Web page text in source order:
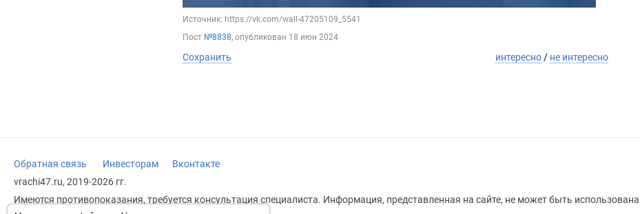
Источник: https://vk.com/wall-47205109_5541
Пост №8838, опубликован 18 июн 2024
Сохранить интересно / не интересно
Обратная связь Инвесторам
Вконтакте
vrachi47.ru, 2019-2026 гг.
Имеются противопоказания, требуется консультация специалиста. Информация, представленная на сайте, не может быть
заменяет прием врача.